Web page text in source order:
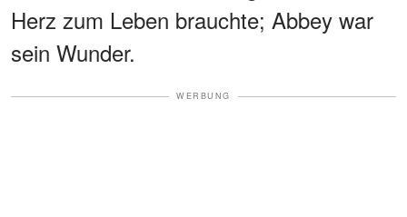
Herz zum Leben brauchte; Abbey war
sein Wunder.
WERBUNG